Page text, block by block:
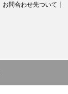
お問合わせ先ついて